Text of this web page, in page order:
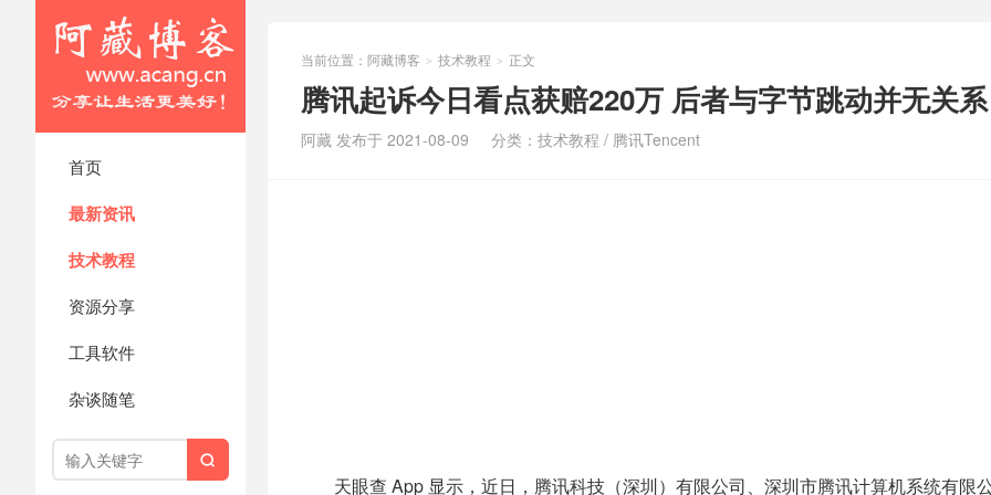
首页
最新资讯
技术教程
资源分享
工具软件
杂谈随笔

当前位置： 阿藏博客 > 技术教程 > 正文
腾讯起诉今日看点获赔220万 后者与字节跳动并无关系
阿藏 发布于 2021-08-09 分类： 技术教程 / 腾讯Tencent
天眼查 App 显示，近日，腾讯科技（深圳）有限公司、深圳市腾讯计算机系统有限